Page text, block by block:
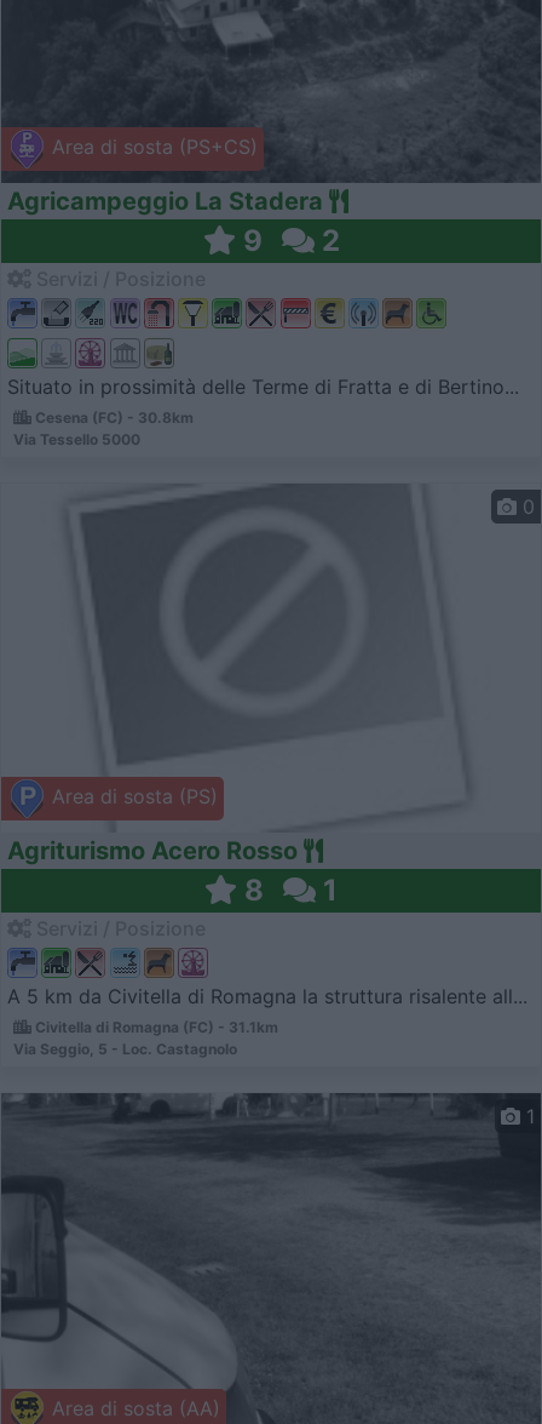
Area di sosta (PS+CS)
Agricampeggio La Stadera
9 2
Situato in prossimità delle Terme di Fratta e di Bertino...
Cesena (FC) - 30.8km
Via Tessello 5000
Area di sosta (PS)
0
Agriturismo Acero Rosso
8 1
A 5 km da Civitella di Romagna la struttura risalente all...
Civitella di Romagna (FC) - 31.1km
Via Seggio, 5 - Loc. Castagnolo
Area di sosta (AA)
1